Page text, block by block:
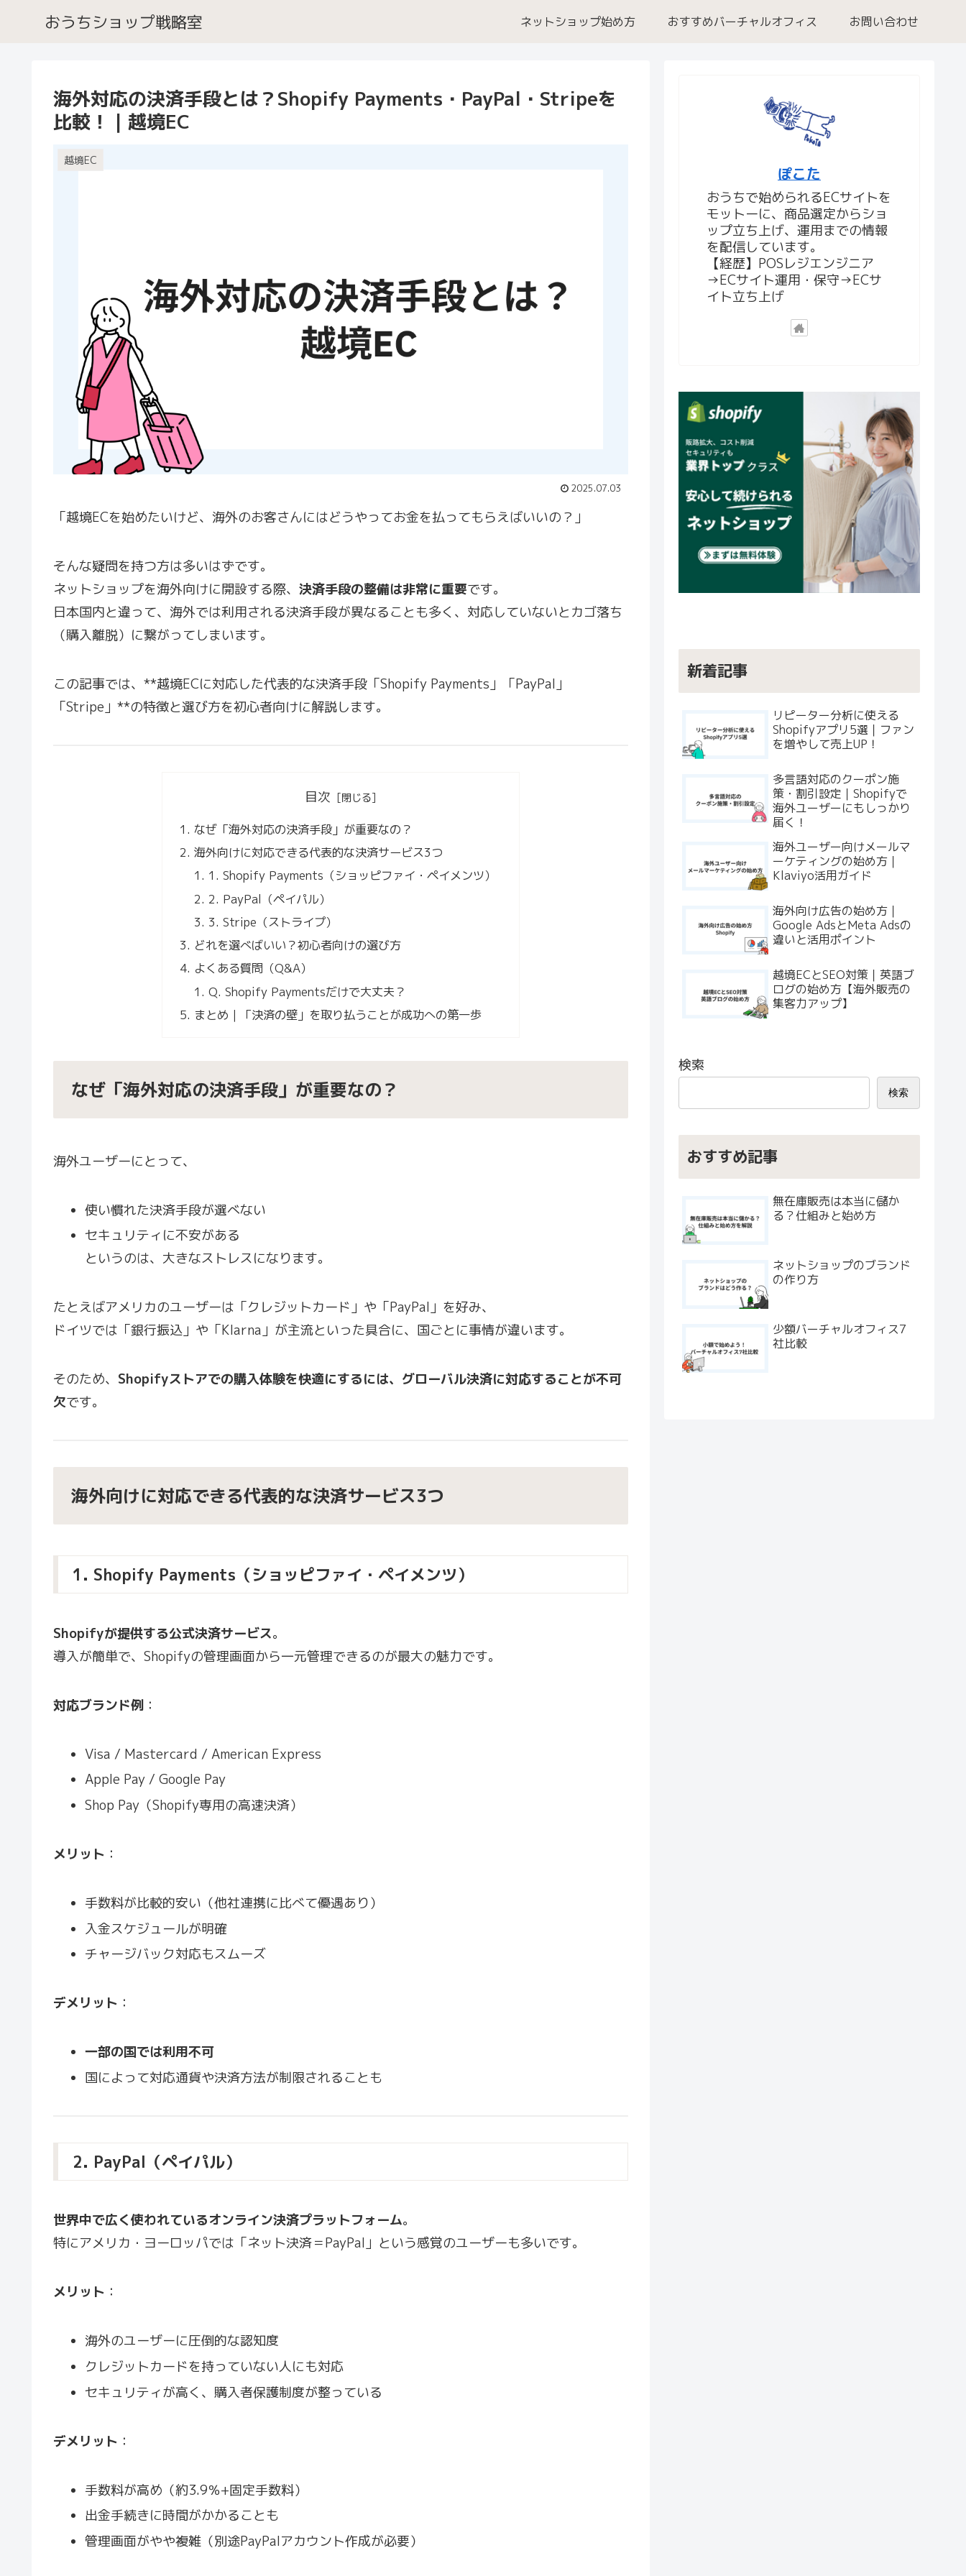
おうちショップ戦略室 ネットショップ始め方 おすすめバーチャルオフィス お問い合わせ
海外対応の決済手段とは？Shopify Payments・PayPal・Stripeを
比較！｜越境EC
越境EC
2025.07.03
「越境ECを始めたいけど、海外のお客さんにはどうやってお金を払ってもらえばいいの？」
そんな疑問を持つ方は多いはずです。
ネットショップを海外向けに開設する際、 決済手段の整備は非常に重要です。
日本国内と違って、海外では利用される決済手段が異なることも多く、対応していないとカゴ落ち
（購入離脱）に繋がってしまいます。
この記事では、**越境ECに対応した代表的な決済手段「Shopify Payments」「PayPal」
「Stripe」**の特徴と選び方を初心者向けに解説します。
目次
なぜ「海外対応の決済手段」が重要なの？
海外向けに対応できる代表的な決済サービス3つ
1. Shopify Payments（ショッピファイ・ペイメンツ）
2. PayPal（ペイパル）
3. Stripe（ストライプ）
どれを選べばいい？初心者向けの選び方
よくある質問（Q&A）
Q. Shopify Paymentsだけで大丈夫？
まとめ｜「決済の壁」を取り払うことが成功への第一歩
なぜ「海外対応の決済手段」が重要なの？
海外ユーザーにとって、
使い慣れた決済手段が選べない
セキュリティに不安がある
というのは、大きなストレスになります。
たとえばアメリカのユーザーは「クレジットカード」や「PayPal」を好み、
ドイツでは「銀行振込」や「Klarna」が主流といった具合に、国ごとに事情が違います。
そのため、 Shopifyストアでの購入体験を快適にするには、グローバル決済に対応することが不可
欠です。
海外向けに対応できる代表的な決済サービス3つ
1. Shopify Payments（ショッピファイ・ペイメンツ）
Shopifyが提供する公式決済サービス。
導入が簡単で、Shopifyの管理画面から一元管理できるのが最大の魅力です。
対応ブランド例 ：
Visa / Mastercard / American Express
Apple Pay / Google Pay
Shop Pay（Shopify専用の高速決済）
メリット ：
手数料が比較的安い（他社連携に比べて優遇あり）
入金スケジュールが明確
チャージバック対応もスムーズ
デメリット ：
一部の国では利用不可
国によって対応通貨や決済方法が制限されることも
2. PayPal（ペイパル）
世界中で広く使われているオンライン決済プラットフォーム。
特にアメリカ・ヨーロッパでは「ネット決済＝PayPal」という感覚のユーザーも多いです。
メリット ：
海外のユーザーに圧倒的な認知度
クレジットカードを持っていない人にも対応
セキュリティが高く、購入者保護制度が整っている
デメリット ：
手数料が高め（約3.9％+固定手数料）
出金手続きに時間がかかることも
管理画面がやや複雑（別途PayPalアカウント作成が必要）
ぽこた
おうちで始められるECサイトを
モットーに、商品選定からショ
ップ立ち上げ、運用までの情報
を配信しています。
【経歴】POSレジエンジニア
→ECサイト運用・保守→ECサ
イト立ち上げ
新着記事
リピーター分析に使える
Shopifyアプリ5選｜ファン
を増やして売上UP！
多言語対応のクーポン施
策・割引設定｜Shopifyで
海外ユーザーにもしっかり
届く！
海外ユーザー向けメールマ
ーケティングの始め方｜
Klaviyo活用ガイド
海外向け広告の始め方｜
Google AdsとMeta Adsの
違いと活用ポイント
越境ECとSEO対策｜英語ブ
ログの始め方【海外販売の
集客力アップ】
検索
検索
おすすめ記事
無在庫販売は本当に儲か
る？仕組みと始め方
ネットショップのブランド
の作り方
少額バーチャルオフィス7
社比較